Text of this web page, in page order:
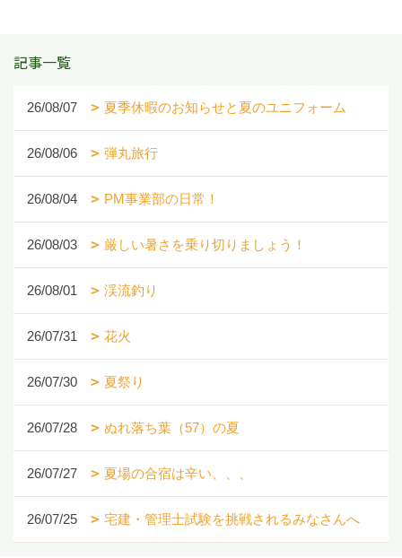
記事一覧
26/08/07 夏季休暇のお知らせと夏のユニフォーム
26/08/06 弾丸旅行
26/08/04 PM事業部の日常！
26/08/03 厳しい暑さを乗り切りましょう！
26/08/01 渓流釣り
26/07/31 花火
26/07/30 夏祭り
26/07/28 ぬれ落ち葉（57）の夏
26/07/27 夏場の合宿は辛い、、、
26/07/25 宅建・管理士試験を挑戦されるみなさんへ